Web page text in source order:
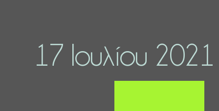
17 Ιουλίου 2021